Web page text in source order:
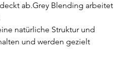
ab.Grey Blending arbeitet
natürliche Struktur und
und werden gezielt